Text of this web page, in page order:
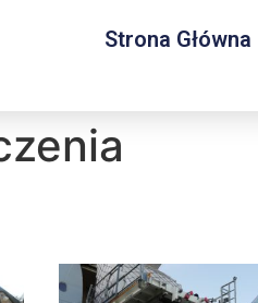
Strona Główna